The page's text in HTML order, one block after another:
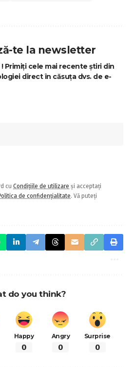
te la newsletter
Primiți cele mai recente știri din
direct în căsuța dvs. de e-
cu Condițiile de utilizare și acceptați
de confidențialitate. Vă puteți
do you think?
Happy
0
Angry
0
Surprise
0